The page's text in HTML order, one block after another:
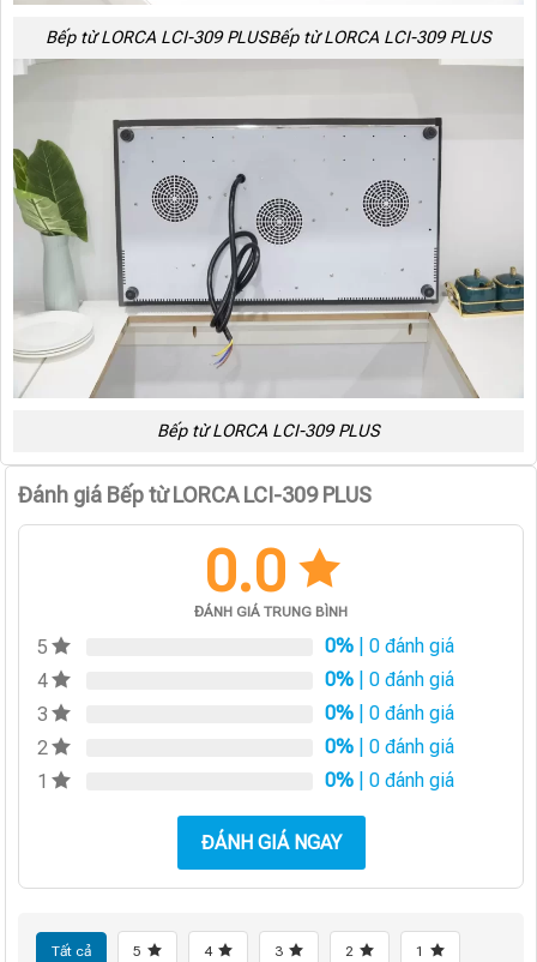
Bếp từ LORCA LCI-309 PLUSBếp từ LORCA LCI-309 PLUS
Bếp từ LORCA LCI-309 PLUS
Đánh giá Bếp từ LORCA LCI-309 PLUS
0.0
ĐÁNH GIÁ TRUNG BÌNH
5 0% | 0 đánh giá
4
0% | 0 đánh giá
3
0% | 0 đánh giá
2
0% | 0 đánh giá
1
0% | 0 đánh giá
ĐÁNH GIÁ NGAY
Tất cả 5 4 3 2 1